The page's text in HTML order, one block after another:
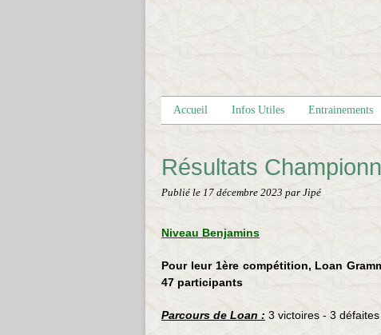
Accueil Infos Utiles Entrainements
Résultats
Publié le 17 décembre 2023 par Jipé
Niveau Benjamins
Pour leur 1ère compétition, Loan
47 participants
Parcours de Loan : 3 victoires - 3 défaites